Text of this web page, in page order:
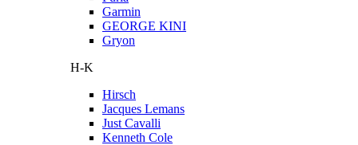
Garmin
GEORGE KINI
Gryon
H-K
Hirsch
Jacques Lemans
Just Cavalli
Kenneth Cole